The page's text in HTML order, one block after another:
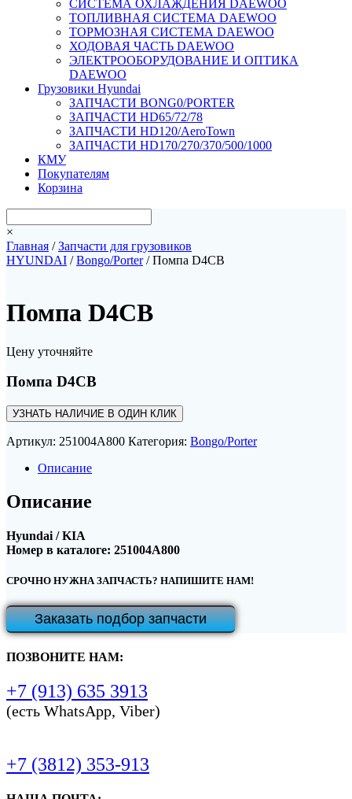
СИСТЕМА ОХЛАЖДЕНИЯ DAEWOO
ТОПЛИВНАЯ СИСТЕМА DAEWOO
ТОРМОЗНАЯ СИСТЕМА DAEWOO
ХОДОВАЯ ЧАСТЬ DAEWOO
ЭЛЕКТРООБОРУДОВАНИЕ И ОПТИКА
DAEWOO
Грузовики Hyundai
ЗАПЧАСТИ BONG0/PORTER
ЗАПЧАСТИ HD65/72/78
ЗАПЧАСТИ HD120/AeroTown
ЗАПЧАСТИ HD170/270/370/500/1000
КМУ
Покупателям
Корзина
×
Главная /Запчасти для грузовиков
HYUNDAI /Bongo/Porter/ Помпа D4CB
Помпа D4CB
Цену уточняйте
Помпа D4CB
УЗНАТЬ НАЛИЧИЕ В ОДИН КЛИК
Артикул: 251004A800 Категория: Bongo/Porter
Описание
Описание
Hyundai / KIA
Номер в каталоге: 251004A800
СРОЧНО НУЖНА ЗАПЧАСТЬ? НАПИШИТЕ НАМ!
Заказать подбор запчасти
ПОЗВОНИТЕ НАМ:
+7 (913) 635 3913
(есть WhatsApp, Viber)
+7 (3812) 353-913